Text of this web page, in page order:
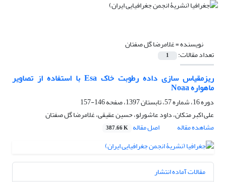
نویسنده =غلامرضا گل صفتان
تعداد مقالات: 1
ریزمقیاس سازی داده رطوبت خاک Esa با استفاده از تصاویر
ماهواره Noaa
دوره 16، شماره 57، تابستان 1397، صفحه
146-157
علی اکبر متکان، داود عاشورلو، حسین عقیقی، غلامرضا گل صفتان
مشاهده مقاله
اصل مقاله 387.66 K
مقالات آماده انتشار